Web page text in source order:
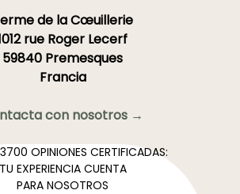
de la Cœuillerie
rue Roger Lecerf
59840 Premesques
Francia
con nosotros →
OPINIONES CERTIFICADAS:
TU EXPERIENCIA CUENTA
PARA NOSOTROS